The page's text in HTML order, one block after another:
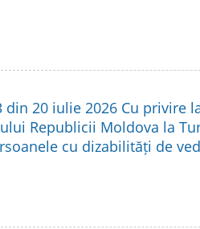
20 iulie 2026 Cu privire
Republicii Moldova la
cu dizabilități de